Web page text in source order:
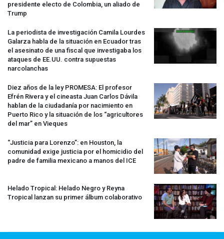
presidente electo de Colombia, un aliado de
Trump
La periodista de investigación Camila Lourdes
Galarza habla de la situación en Ecuador tras
el asesinato de una fiscal que investigaba los
ataques de EE.UU. contra supuestas
narcolanchas
Diez años de la ley PROMESA: El profesor
Efrén Rivera y el cineasta Juan Carlos Dávila
hablan de la ciudadanía por nacimiento en
Puerto Rico y la situación de los “agricultores
del mar” en Vieques
“Justicia para Lorenzo”: en Houston, la
comunidad exige justicia por el homicidio del
padre de familia mexicano a manos del ICE
Helado Tropical: Helado Negro y Reyna
Tropical lanzan su primer álbum colaborativo